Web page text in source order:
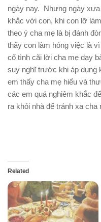
ngày nay. Nhưng ngày
khắc với con, khi con lỡ
theo ý cha mẹ là bị đánh
thấy con làm hỏng việc là
cố tình cãi lời cha mẹ dạy
suy nghĩ trước khi áp dụng
em thấy cha mẹ hiểu và
các em quá nghiêm khắc
ra khỏi nhà để tránh xa cha
Related